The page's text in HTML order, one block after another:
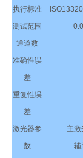
执行标准
测试范围
通道数
准确性误
差
重复性误
差
激光器参
数
主
辅